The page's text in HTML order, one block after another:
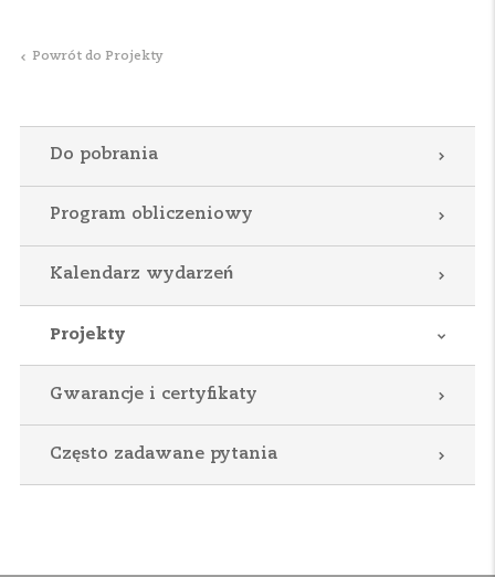
Powrót do Projekty
Do pobrania
Program obliczeniowy
Kalendarz wydarzeń
Projekty
Gwarancje i certyfikaty
Często zadawane pytania